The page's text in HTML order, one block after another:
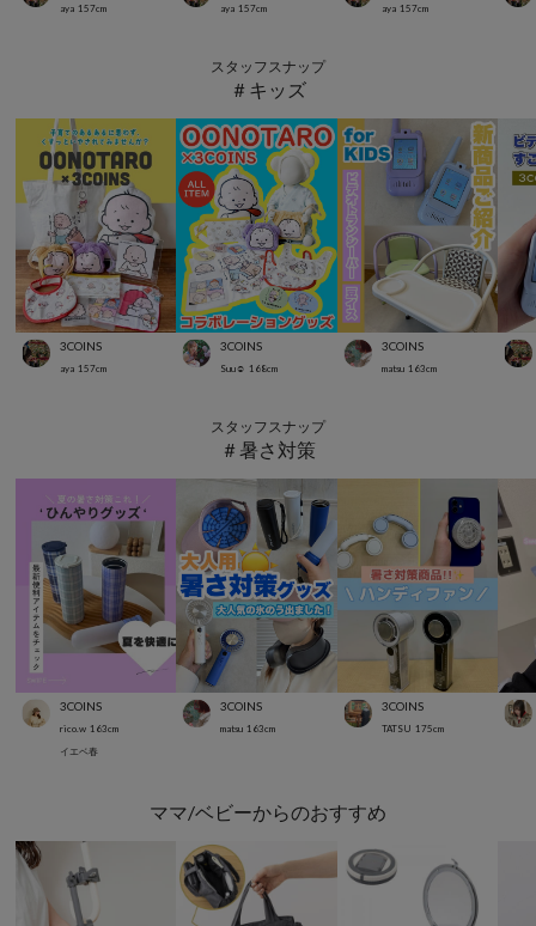
aya 157cm aya 157cm aya 157cm
スタッフスナップ
＃キッズ
3COINS
aya 157cm
3COINS
Suu☺︎ 168cm
3COINS
matsu 163cm
スタッフスナップ
＃暑さ対策
3COINS
rico.w 163cm
イエベ春
3COINS
matsu 163cm
3COINS
TATSU 175cm
ママ/ベビーからのおすすめ